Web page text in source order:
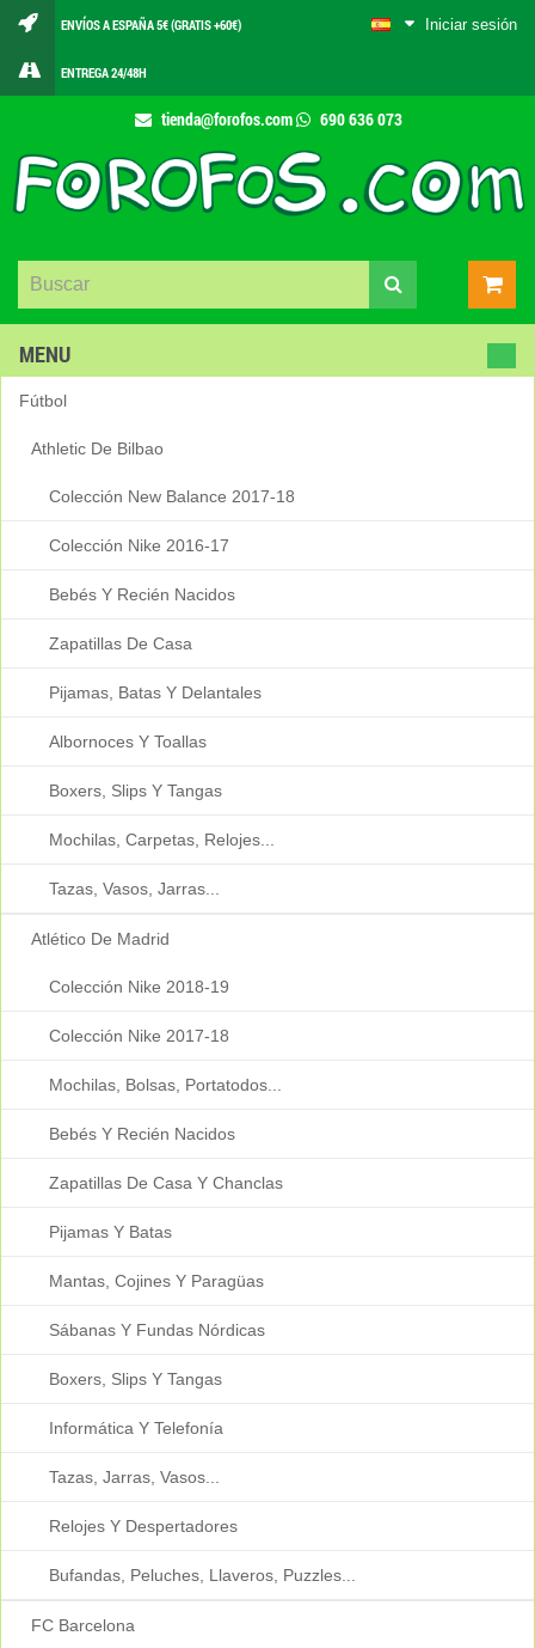
Iniciar sesión
ENVÍOS A ESPAÑA 5€ (GRATIS +60€)
ENTREGA 24/48H
tienda@forofos.com 690 636 073
MENU
Fútbol
Athletic De Bilbao
Colección New Balance 2017-18
Colección Nike 2016-17
Bebés Y Recién Nacidos
Zapatillas De Casa
Pijamas, Batas Y Delantales
Albornoces Y Toallas
Boxers, Slips Y Tangas
Mochilas, Carpetas, Relojes...
Tazas, Vasos, Jarras...
Atlético De Madrid
Colección Nike 2018-19
Colección Nike 2017-18
Mochilas, Bolsas, Portatodos...
Bebés Y Recién Nacidos
Zapatillas De Casa Y Chanclas
Pijamas Y Batas
Mantas, Cojines Y Paragüas
Sábanas Y Fundas Nórdicas
Boxers, Slips Y Tangas
Informática Y Telefonía
Tazas, Jarras, Vasos...
Relojes Y Despertadores
Bufandas, Peluches, Llaveros, Puzzles...
FC Barcelona